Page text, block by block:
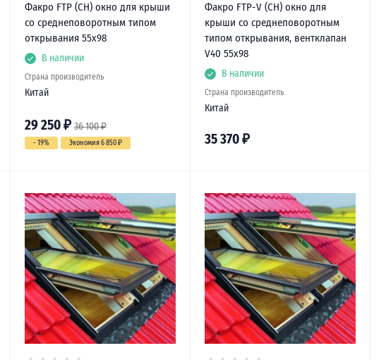
Факро FTP (CH) окно для крыши
со среднеповоротным типом
открывания 55х98
В наличии
Страна производитель
Китай
29 250₽ 36 100₽
- 19% Экономия 6 850₽
Факро FTP-V (CH) окно для
крыши со среднеповоротным
типом открывания, вентклапан
V40 55х98
В наличии
Страна производитель
Китай
35 370₽